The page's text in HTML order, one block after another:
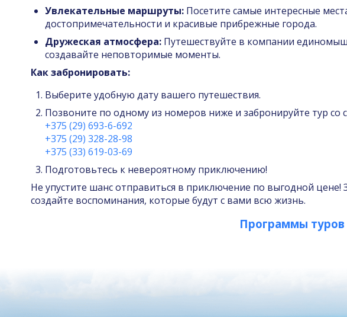
Увлекательные маршруты: Посетите самые интересные
достопримечательности и красивые прибрежные города.
Дружеская атмосфера: Путешествуйте в компании
создавайте неповторимые моменты.
Как забронировать:
Выберите удобную дату вашего путешествия.
Позвоните по одному из номеров ниже и забронируйте тур со
+375 (29) 693-6-692
+375 (29) 328-28-98
+375 (33) 619-03-69
Подготовьтесь к невероятному приключению!
Не упустите шанс отправиться в приключение по выгодной цене!
создайте воспоминания, которые будут с вами всю жизнь.
Программы туров